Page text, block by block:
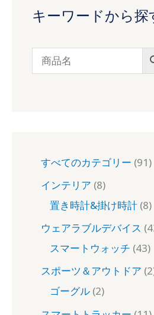
キーワードから探
すべてのカテゴリー 91
1
インテリア 8
個
商
品
置き時計&掛け時計 8
ウェアラブルデバイス
スマートウォッチ 43
3
スポーツ＆アウトドア 2
ゴーグル 2
個
商
品
1
8
9
の
商
6
個
商
品
の
商
個
商
品
4
の
商
3
の
商
1
個
の